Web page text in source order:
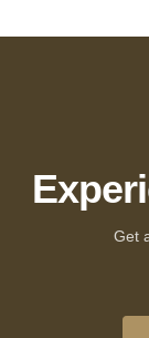
Get